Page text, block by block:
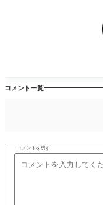
コメント一覧
コメントを残す